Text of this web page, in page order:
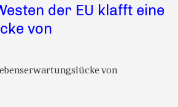
der EU klafft eine
von
von